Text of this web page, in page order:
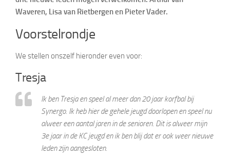
Waveren, Lisa van Rietbergen en Pieter Vader.
Voorstelrondje
We stellen onszelf hieronder even voor:
Tresja
Ik ben Tresja en speel al meer dan 20 jaar korfbal bij
Synergo. Ik heb hier de gehele jeugd doorlopen en speel nu
alweer een aantal jaren in de senioren. Dit is alweer mijn
3e jaar in de KC jeugd en ik ben blij dat er ook weer nieuwe
leden zijn aangesloten.